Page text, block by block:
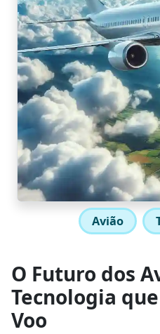
Avião
O Futuro dos
Tecnologia
Voo